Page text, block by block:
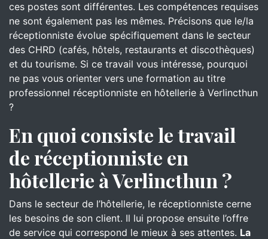
ces postes sont différentes. Les compétences requises
ne sont également pas les mêmes. Précisons que le/la
réceptionniste évolue spécifiquement dans le secteur
des CHRD (cafés, hôtels, restaurants et discothèques)
et du tourisme. Si ce travail vous intéresse, pourquoi
ne pas vous orienter vers une formation au titre
professionnel réceptionniste en hôtellerie à Verlincthun
?
En quoi consiste le travail
de réceptionniste en
hôtellerie à Verlincthun ?
Dans le secteur de l’hôtellerie, le réceptionniste cerne
les besoins de son client. Il lui propose ensuite l’offre
de service qui correspond le mieux à ses attentes. La